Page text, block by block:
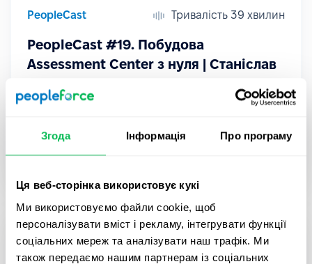
Згода Інформація Про програму
Ця веб-сторінка використовує кукі
Ми використовуємо файли cookie, щоб
персоналізувати вміст і рекламу, інтегрувати функції
соціальних мереж та аналізувати наш трафік. Ми
також передаємо нашим партнерам із соціальних
PeopleCast Тривалість 39 хвилин
PeopleCast #19. Побудова
Assessment Center з нуля | Станіслав
У новому випуску PeopleCast Анастасія
Омельченком, HR-консультант з управління
талантами та корпоративною культурою.